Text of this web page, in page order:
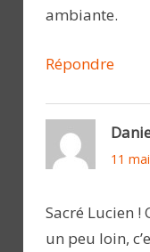
ambiante.
Répondre
11
Sacré Lucien
un peu loin,